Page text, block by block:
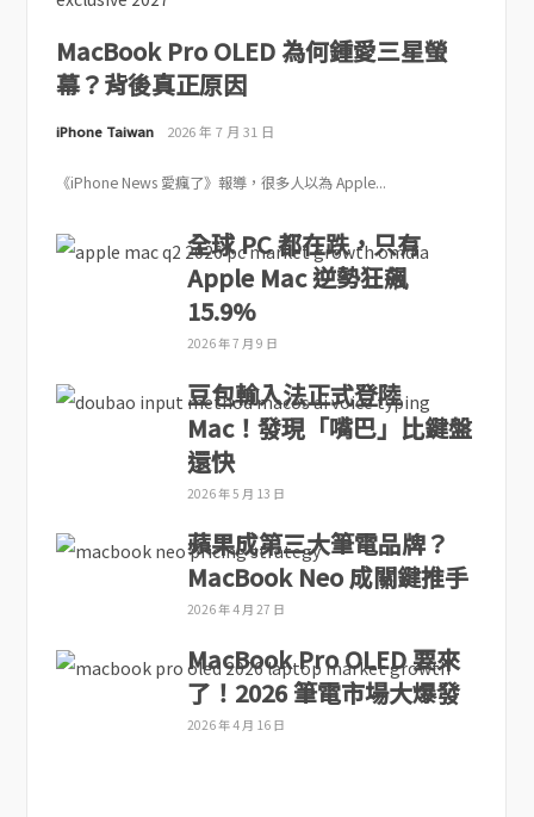
MacBook Pro OLED 為何鍾愛三星螢
幕？背後真正原因
iPhone Taiwan 2026 年 7 月 31 日
《iPhone News 愛瘋了》報導，很多人以為 Apple...
全球 PC 都在跌，只有
Apple Mac 逆勢狂飆
15.9%
2026 年 7 月 9 日
豆包輸入法正式登陸
Mac！發現「嘴巴」比鍵盤
還快
2026 年 5 月 13 日
蘋果成第三大筆電品牌？
MacBook Neo 成關鍵推手
2026 年 4 月 27 日
MacBook Pro OLED 要來
了！2026 筆電市場大爆發
2026 年 4 月 16 日